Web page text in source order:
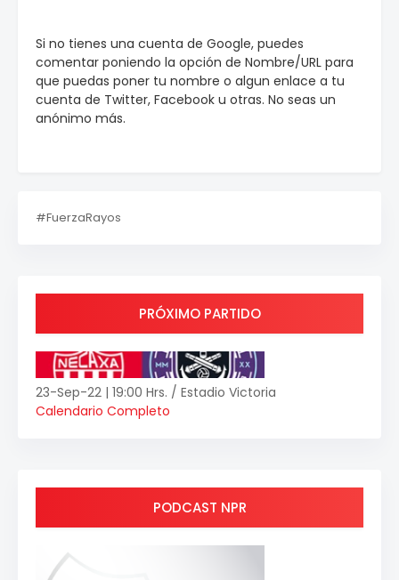
Si no tienes una cuenta de Google, puedes
comentar poniendo la opción de Nombre/URL para
que puedas poner tu nombre o algun enlace a tu
cuenta de Twitter, Facebook u otras. No seas un
anónimo más.
#FuerzaRayos
PRÓXIMO PARTIDO
23-Sep-22 | 19:00 Hrs. / Estadio Victoria
Calendario Completo
PODCAST NPR